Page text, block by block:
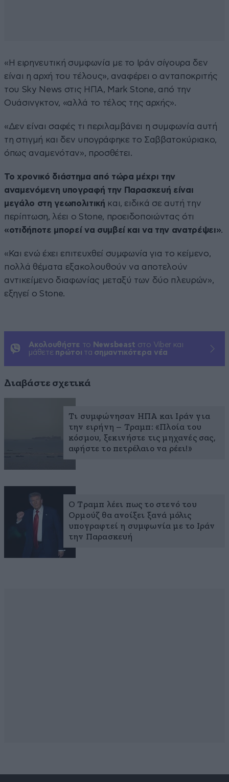
«Η ειρηνευτική συμφωνία με το Ιράν σίγουρα δεν
είναι η αρχή του τέλους», αναφέρει ο ανταποκριτής
του Sky News στις ΗΠΑ, Mark Stone, από την
Ουάσινγκτον, «αλλά το τέλος της αρχής».
«Δεν είναι σαφές τι περιλαμβάνει η συμφωνία αυτή
τη στιγμή και δεν υπογράφηκε το Σαββατοκύριακο,
όπως αναμενόταν», προσθέτει.
Το χρονικό διάστημα από τώρα μέχρι την
αναμενόμενη υπογραφή την Παρασκευή είναι
μεγάλο στη γεωπολιτική και, ειδικά σε αυτή την
περίπτωση, λέει ο Stone, προειδοποιώντας ότι
«οτιδήποτε μπορεί να συμβεί και να την ανατρέψει».
«Και ενώ έχει επιτευχθεί συμφωνία για το κείμενο,
πολλά θέματα εξακολουθούν να αποτελούν
αντικείμενο διαφωνίας μεταξύ των δύο πλευρών»,
εξηγεί ο Stone.
Ακολουθήστε το Newsbeast στο Viber και
μάθετε πρώτοι τα σημαντικότερα νέα
Διαβάστε σχετικά
Τι συμφώνησαν ΗΠΑ και Ιράν για
την ειρήνη – Τραμπ: «Πλοία του
κόσμου, ξεκινήστε τις μηχανές σας,
αφήστε το πετρέλαιο να ρέει!»
Ο Τραμπ λέει πως το στενό του
Ορμούζ θα ανοίξει ξανά μόλις
υπογραφτεί η συμφωνία με το Ιράν
την Παρασκευή